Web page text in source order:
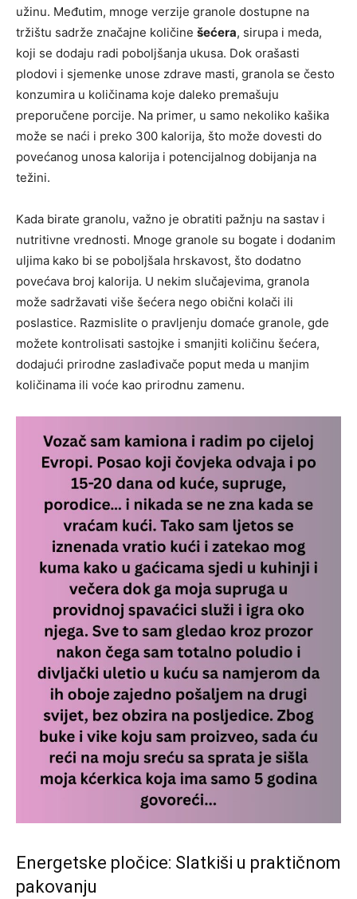
užinu. Međutim, mnoge verzije granole dostupne na
tržištu sadrže značajne količine šećera, sirupa i meda,
koji se dodaju radi poboljšanja ukusa. Dok orašasti
plodovi i sjemenke unose zdrave masti, granola se često
konzumira u količinama koje daleko premašuju
preporučene porcije. Na primer, u samo nekoliko kašika
može se naći i preko 300 kalorija, što može dovesti do
povećanog unosa kalorija i potencijalnog dobijanja na
težini.
Kada birate granolu, važno je obratiti pažnju na sastav i
nutritivne vrednosti. Mnoge granole su bogate i dodanim
uljima kako bi se poboljšala hrskavost, što dodatno
povećava broj kalorija. U nekim slučajevima, granola
može sadržavati više šećera nego obični kolači ili
poslastice. Razmislite o pravljenju domaće granole, gde
možete kontrolisati sastojke i smanjiti količinu šećera,
dodajući prirodne zaslađivače poput meda u manjim
količinama ili voće kao prirodnu zamenu.
Energetske pločice: Slatkiši u praktičnom
pakovanju